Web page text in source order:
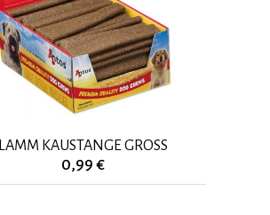
LAMM KAUSTANGE GROSS
0,99 €